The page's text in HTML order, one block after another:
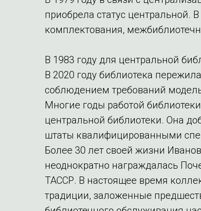
приобрела статус центральной.
комплектования,
В 1983 году для центральной
В 2020 году библиотека
соблюдением требований
Многие годы работой
центральной библиотеки. Она
штаты квалифицированными
Более 30 лет своей жизни
неоднократно награждалась
ТАССР. В настоящее время
традиции, заложенные